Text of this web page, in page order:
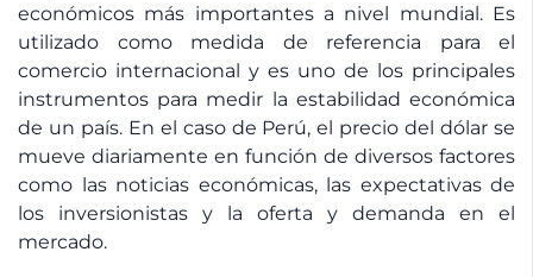
económicos más importantes a nivel mundial. Es
utilizado como medida de referencia para el
comercio internacional y es uno de los principales
instrumentos para medir la estabilidad económica
de un país. En el caso de Perú, el precio del dólar se
mueve diariamente en función de diversos factores
como las noticias económicas, las expectativas de
los inversionistas y la oferta y demanda en el
mercado.